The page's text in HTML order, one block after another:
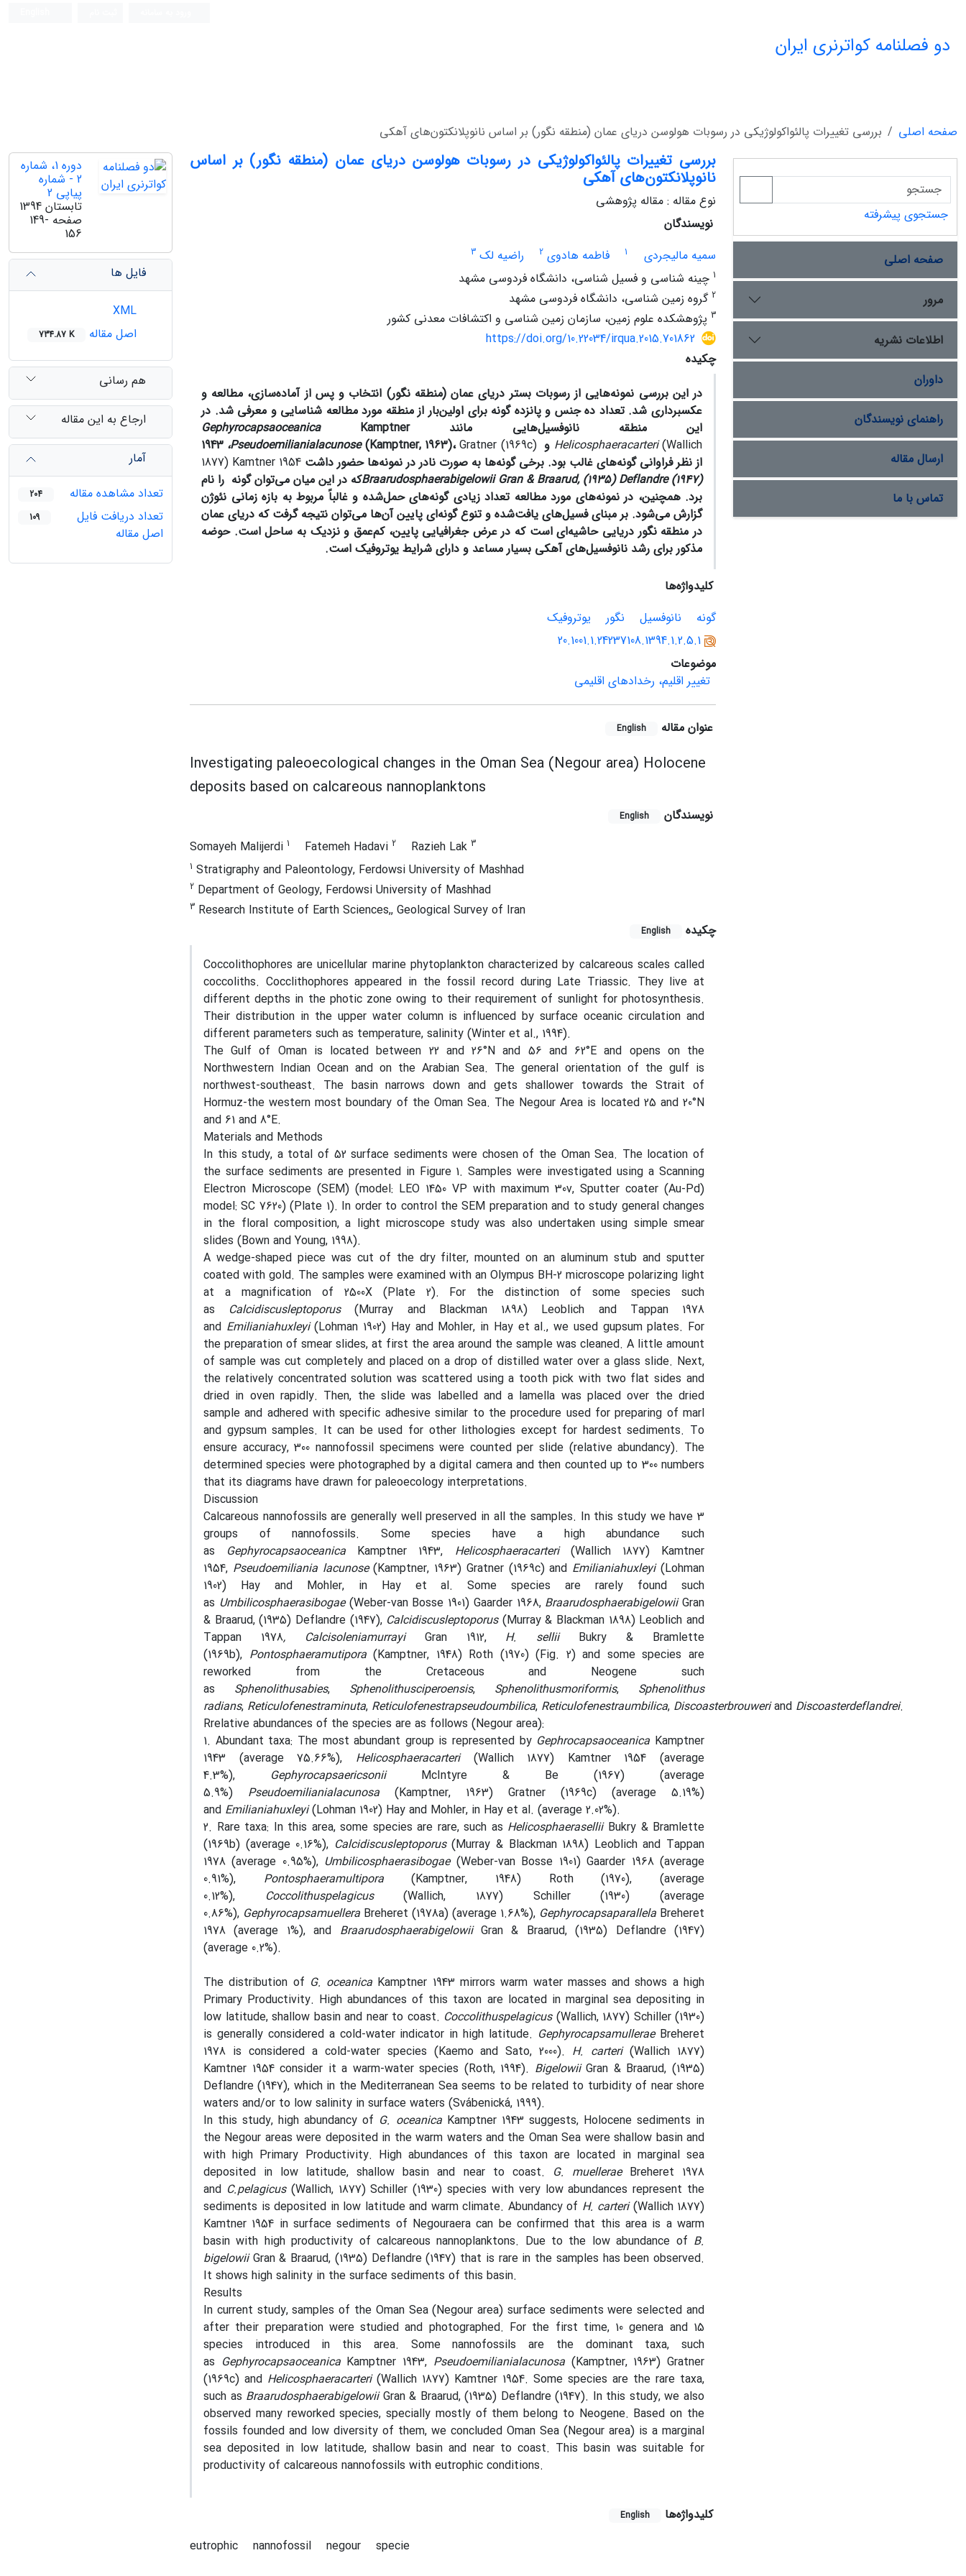
دو فصلنامه کواترنری ایران
صفحه اصلی بررسی تغییرات پالئواکولوژیکی در رسوبات هولوسن دریای عمان (منطقه نگور) بر اساس نانوپلانکتون‌های آهکی
بررسی تغییرات پالئواکولوژیکی در رسوبات هولوسن دریای عمان (منطقه نگور) بر اساس
نانوپلانکتون‌های آهکی
نوع مقاله : مقاله پژوهشی
نویسندگان
سمیه مالیجردی
1 فاطمه هادوی 2 راضیه لک 3
1 چینه شناسی و فسیل شناسی، دانشگاه فردوسی مشهد
2 گروه زمین شناسی، دانشگاه فردوسی مشهد
3 پژوهشکده علوم زمین، سازمان زمین شناسی و اکتشافات معدنی کشور
https://doi.org/10.22034/irqua.2015.701862
چکیده
در این بررسی نمونه‌هایی از رسوبات بستر دریای عمان (منطقه نگور) انتخاب و پس از آماده‌سازی، مطالعه و
عکسبرداری شد. تعداد ده جنس و پانزده گونه برای اولین‌بار از منطقه مورد مطالعه شناسایی و معرفی شد. در
این منطقه نانوفسیل‌هایی مانند
Gephyrocapsaoceanica Kamptner
1943 ،Pseudoemilianialacunose(Kamptner, 1963)، Gratner (1969c) و Helicosphaeracarteri(Wallich
1877) Kamtner 1954 از نظر فراوانی گونه‌های غالب بود. برخی گونه‌ها به صورت نادر در نمونه‌ها حضور داشت
که در این میان می‌توان گونهBraarudosphaerabigelowii Gran & Braarud, (1935) Deflandre (1947)
را نام
برد. همچنین، در نمونه‌های مورد مطالعه تعداد زیادی گونه‌های حمل‌شده و غالباً مربوط به بازه زمانی نئوژن
گزارش می‌شود. بر مبنای فسیل‌های یافت‌شده و تنوع گونه‌ای پایین آن‌ها می‌توان نتیجه گرفت که دریای عمان
در منطقه نگور دریایی حاشیه‌ای است که در عرض جغرافیایی پایین، کم‌عمق و نزدیک به ساحل است. حوضه
مذکور برای رشد نانوفسیل‌های آهکی بسیار مساعد و دارای شرایط یوتروفیک است.
کلیدواژه‌ها
گونه
نانوفسیل نگور
یوتروفیک
20.1001.1.24237108.1394.1.2.5.1
موضوعات
تغییر اقلیم، رخدادهای اقلیمی
عنوان مقاله English
Investigating paleoecological changes in the Oman Sea (Negour area) Holocene
deposits based on calcareous nannoplanktons
نویسندگان English
Somayeh Malijerdi 1 Fatemeh Hadavi 2 Razieh Lak 3
1 Stratigraphy and Paleontology, Ferdowsi University of Mashhad
2 Department of Geology, Ferdowsi University of Mashhad
3 Research Institute of Earth Sciences,, Geological Survey of Iran
چکیده
English
Coccolithophores are unicellular marine phytoplankton characterized by calcareous scales called
coccoliths. Cocclithophores appeared in the fossil record during Late Triassic. They live at
different depths in the photic zone owing to their requirement of sunlight for photosynthesis.
Their distribution in the upper water column is influenced by surface oceanic circulation and
different parameters such as temperature, salinity (Winter et al., 1994).
The Gulf of Oman is located between 22 and 26°N and 56 and 62°E and opens on the
Northwestern Indian Ocean and on the Arabian Sea. The general orientation of the gulf is
northwest-southeast. The basin narrows down and gets shallower towards the Strait of
Hormuz-the western most boundary of the Oman Sea. The Negour Area is located 25 and 20°N
and 61 and 8°E.
Materials and Methods
In this study, a total of 52 surface sediments were chosen of the Oman Sea. The location of
the surface sediments are presented in Figure 1. Samples were investigated using a Scanning
Electron Microscope (SEM) (model: LEO 1450 VP with maximum 30v, Sputter coater (Au-Pd)
model: SC 7620) (Plate 1). In order to control the SEM preparation and to study general changes
in the floral composition, a light microscope study was also undertaken using simple smear
slides (Bown and Young, 1998).
A wedge-shaped piece was cut of the dry filter, mounted on an aluminum stub and sputter
coated with gold. The samples were examined with an Olympus BH-2 microscope polarizing light
at a magnification of 2500X (Plate 2). For the distinction of some species such
as Calcidiscusleptoporus(Murray and Blackman 1898) Leoblich and Tappan 1978
and Emilianiahuxleyi(Lohman 1902) Hay and Mohler, in Hay et al., we used gupsum plates. For
the preparation of smear slides, at first the area around the sample was cleaned. A little amount
of sample was cut completely and placed on a drop of distilled water over a glass slide. Next,
the relatively concentrated solution was scattered using a tooth pick with two flat sides and
dried in oven rapidly. Then, the slide was labelled and a lamella was placed over the dried
sample and adhered with specific adhesive similar to the procedure used for preparing of marl
and gypsum samples. It can be used for other lithologies except for hardest sediments. To
ensure accuracy, 300 nannofossil specimens were counted per slide (relative abundancy). The
determined species were photographed by a digital camera and then counted up to 300 numbers
that its diagrams have drawn for paleoecology interpretations.
Discussion
Calcareous nannofossils are generally well preserved in all the samples. In this study we have 3
groups of nannofossils. Some species have a high abundance such
as Gephyrocapsaoceanica Kamptner 1943, Helicosphaeracarteri (Wallich 1877) Kamtner
1954, Pseudoemiliania lacunose(Kamptner, 1963) Gratner (1969c) and Emilianiahuxleyi(Lohman
1902) Hay and Mohler, in Hay et al. Some species are rarely found such
as Umbilicosphaerasibogae(Weber-van Bosse 1901) Gaarder 1968, BraarudosphaerabigelowiiGran
& Braarud, (1935) Deflandre (1947), Calcidiscusleptoporus (Murray & Blackman 1898) Leoblich and
Tappan 1978, Calcisoleniamurrayi Gran 1912, H. sellii Bukry & Bramlette
(1969b), Pontosphaeramutipora(Kamptner, 1948) Roth (1970) (Fig. 2) and some species are
reworked from the Cretaceous and Neogene such
as Sphenolithusabies, Sphenolithusciperoensis, Sphenolithusmoriformis, Sphenolithus
radians, Reticulofenestraminuta, Reticulofenestrapseudoumbilica, Reticulofenestraumbilica, Discoasterbrouweriand Discoasterdeflandrei.
Rrelative abundances of the species are as follows (Negour area):
1. Abundant taxa: The most abundant group is represented by Gephrocapsaoceanica Kamptner
1943 (average 75.66%), Helicosphaeracarteri (Wallich 1877) Kamtner 1954 (average
4.3%), Gephyrocapsaericsonii McIntyre & Be (1967) (average
5.9%) Pseudoemilianialacunosa (Kamptner, 1963) Gratner (1969c) (average 5.19%)
and Emilianiahuxleyi(Lohman 1902) Hay and Mohler, in Hay et al. (average 2.02%).
2. Rare taxa: In this area, some species are rare, such as Helicosphaerasellii Bukry & Bramlette
(1969b) (average 0.16%), Calcidiscusleptoporus(Murray & Blackman 1898) Leoblich and Tappan
1978 (average 0.95%), Umbilicosphaerasibogae (Weber-van Bosse 1901) Gaarder 1968 (average
0.91%), Pontosphaeramultipora(Kamptner, 1948) Roth (1970), (average
0.12%), Coccolithuspelagicus(Wallich, 1877) Schiller (1930) (average
0.86%), Gephyrocapsamuellera Breheret (1978a) (average 1.68%), Gephyrocapsaparallela Breheret
1978 (average 1%), and BraarudosphaerabigelowiiGran & Braarud, (1935) Deflandre (1947)
(average 0.2%).
The distribution of G. oceanica Kamptner 1943 mirrors warm water masses and shows a high
Primary Productivity. High abundances of this taxon are located in marginal sea depositing in
low latitude, shallow basin and near to coast. Coccolithuspelagicus (Wallich, 1877) Schiller (1930)
is generally considered a cold-water indicator in high latitude. Gephyrocapsamullerae Breheret
1978 is considered a cold-water species (Kaemo and Sato, 2000). H. carteri(Wallich 1877)
Kamtner 1954 consider it a warm-water species (Roth, 1994). BigelowiiGran & Braarud, (1935)
Deflandre (1947), which in the Mediterranean Sea seems to be related to turbidity of near shore
waters and/or to low salinity in surface waters (Svábenická, 1999).
In this study, high abundancy of G. oceanica Kamptner 1943 suggests, Holocene sediments in
the Negour areas were deposited in the warm waters and the Oman Sea were shallow basin and
with high Primary Productivity. High abundances of this taxon are located in marginal sea
deposited in low latitude, shallow basin and near to coast. G. muellerae Breheret 1978
and C.pelagicus (Wallich, 1877) Schiller (1930) species with very low abundances represent the
sediments is deposited in low latitude and warm climate. Abundancy of H. carteri(Wallich 1877)
Kamtner 1954 in surface sediments of Negouraera can be confirmed that this area is a warm
basin with high productivity of calcareous nannoplanktons. Due to the low abundance of B.
bigelowiiGran & Braarud, (1935) Deflandre (1947) that is rare in the samples has been observed.
It shows high salinity in the surface sediments of this basin.
Results
In current study, samples of the Oman Sea (Negour area) surface sediments were selected and
after their preparation were studied and photographed. For the first time, 10 genera and 15
species introduced in this area. Some nannofossils are the dominant taxa, such
as Gephyrocapsaoceanica Kamptner 1943, Pseudoemilianialacunosa (Kamptner, 1963) Gratner
(1969c) and Helicosphaeracarteri (Wallich 1877) Kamtner 1954. Some species are the rare taxa,
such as BraarudosphaerabigelowiiGran & Braarud, (1935) Deflandre (1947). In this study, we also
observed many reworked species, specially mostly of them belong to Neogene. Based on the
fossils founded and low diversity of them, we concluded Oman Sea (Negour area) is a marginal
sea deposited in low latitude, shallow basin and near to coast. This basin was suitable for
productivity of calcareous nannofossils with eutrophic conditions.
کلیدواژه‌ها English
eutrophic nannofossil negour specie
دوره 1، شماره
2 - شماره
پیاپی 2
تابستان 1394
صفحه 149-
156
فایل ها
اصل مقاله
734.87 K
هم رسانی
ارجاع به این مقاله
آمار
تعداد مشاهده مقاله
204
تعداد دریافت فایل
اصل مقاله
109
جستجوی پیشرفته
صفحه اصلی
مرور
اطلاعات نشریه
داوران
راهنمای نویسندگان
ارسال مقاله
تماس با ما